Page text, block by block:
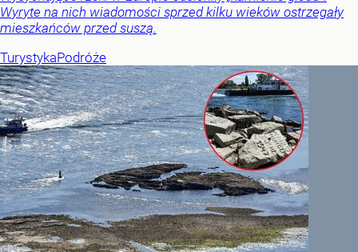
Wyryte na nich wiadomości sprzed kilku wieków ostrzegały
mieszkańców przed suszą.
TurystykaPodróże